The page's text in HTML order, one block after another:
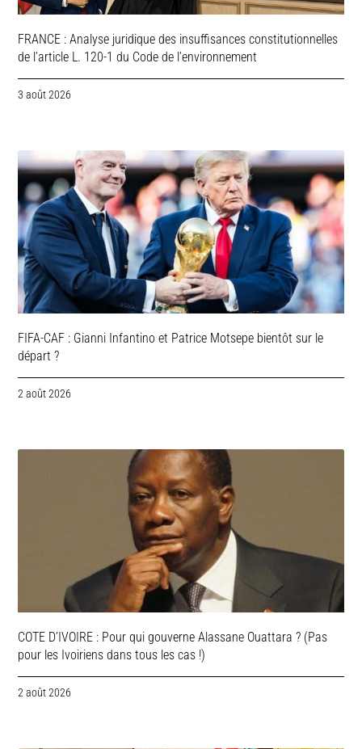
FRANCE : Analyse juridique des insuffisances constitutionnelles
de l’article L. 120-1 du Code de l’environnement
3 août 2026
FIFA-CAF : Gianni Infantino et Patrice Motsepe bientôt sur le
départ ?
2 août 2026
COTE D’IVOIRE : Pour qui gouverne Alassane Ouattara ? (Pas
pour les Ivoiriens dans tous les cas !)
2 août 2026